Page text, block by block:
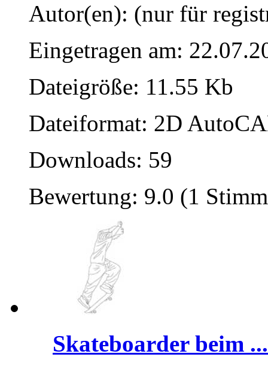
Autor(en): (nur für
Eingetragen am:
Dateigröße: 11.55 Kb
Dateiformat: 2D
Downloads: 59
Bewertung: 9.0 (1
Skateboarder beim ...